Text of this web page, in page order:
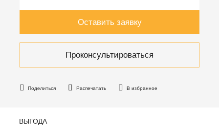
Поделиться Распечатать В избранное
Оставить заявку
Проконсультироваться
ВЫГОДА